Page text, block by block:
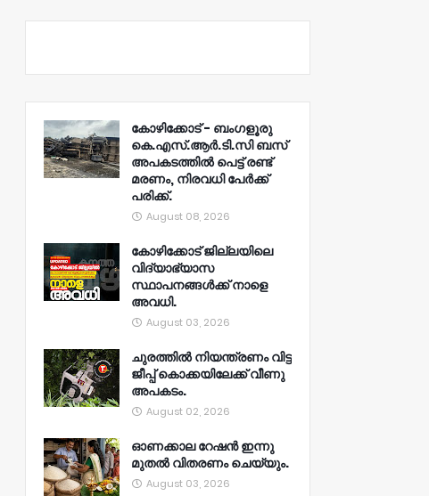
കോഴിക്കോട് - ബംഗളൂരു
കെ.എസ്.ആർ.ടി.സി ബസ്
അപകടത്തിൽ പെട്ട് രണ്ട്
മരണം, നിരവധി പേർക്ക്
പരിക്ക്.
August 08, 2026
കോഴിക്കോട് ജില്ലയിലെ
വിദ്യാഭ്യാസ
സ്ഥാപനങ്ങൾക്ക് നാളെ
അവധി.
August 03, 2026
ചുരത്തിൽ നിയന്ത്രണം വിട്ട
ജീപ്പ് കൊക്കയിലേക്ക് വീണു
അപകടം.
August 02, 2026
ഓണക്കാല റേഷൻ ഇന്നു
മുതല്‍ വിതരണം ചെയ്യും.
August 03, 2026